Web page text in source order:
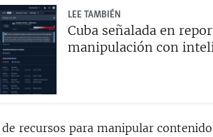
LEE TAMBIÉN
Cuba señalada en
manipulación con
recursos para manipular